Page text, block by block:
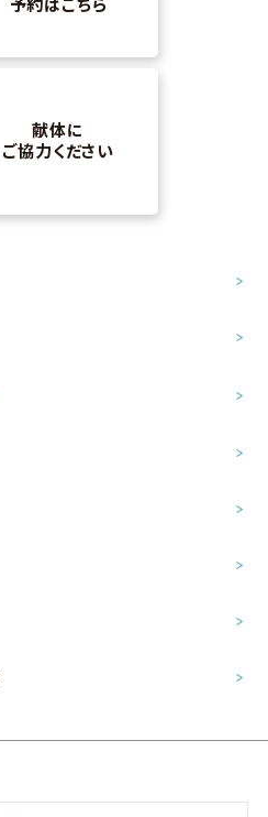
予約はこちら
献体に
ご協力ください